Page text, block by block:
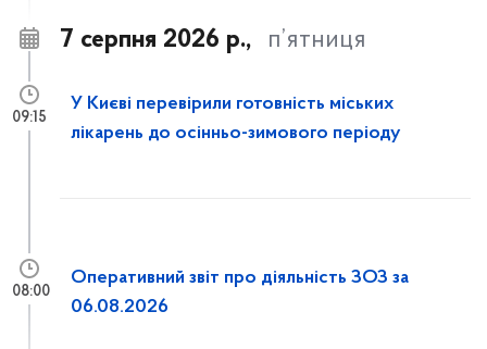
7 серпня 2026 р., п’ятниця
У Києві перевірили готовність міських
лікарень до осінньо-зимового періоду
09:15
Оперативний звіт про діяльність ЗОЗ за
06.08.2026
08:00